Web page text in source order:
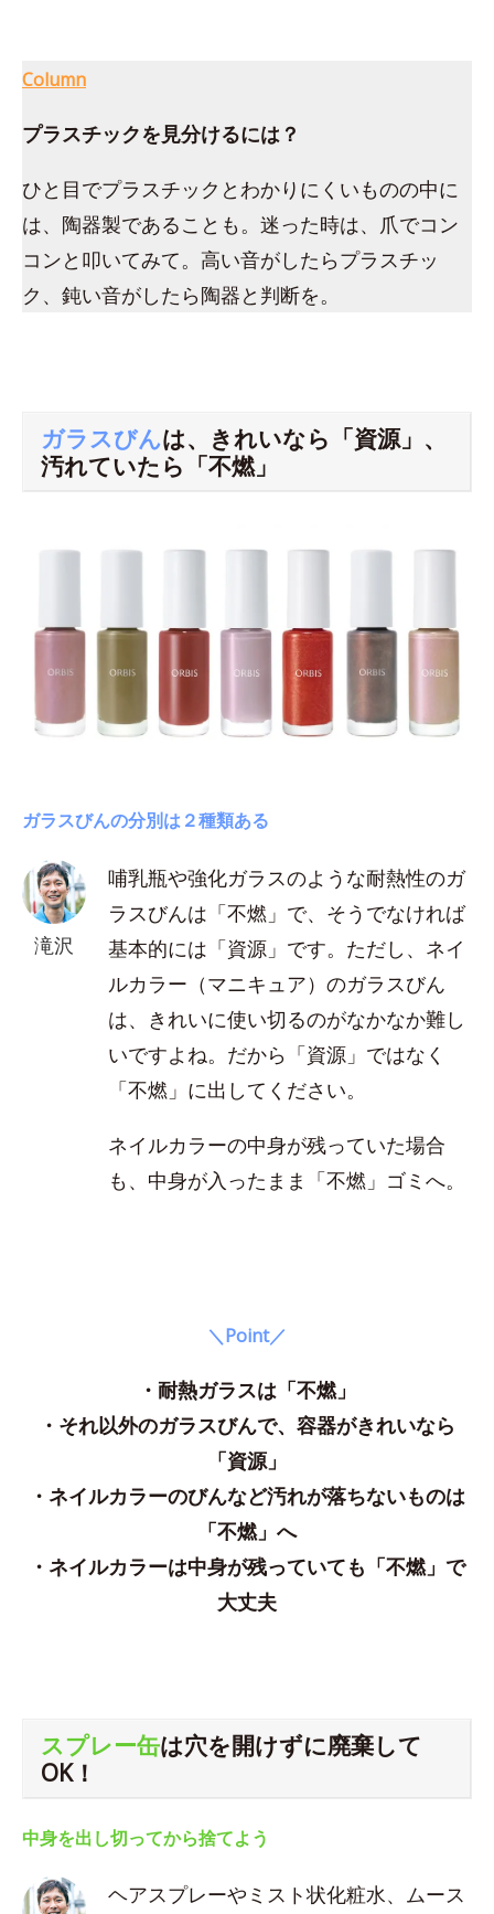
Column
プラスチックを見分けるには？
ひと目でプラスチックとわかりにくいものの中に
は、陶器製であることも。迷った時は、爪でコン
コンと叩いてみて。高い音がしたらプラスチッ
ク、鈍い音がしたら陶器と判断を。
ガラスびんは、きれいなら「資源」、
汚れていたら「不燃」
ガラスびんの分別は２種類ある
滝沢
哺乳瓶や強化ガラスのような耐熱性のガ
ラスびんは「不燃」で、そうでなければ
基本的には「資源」です。ただし、ネイ
ルカラー（マニキュア）のガラスびん
は、きれいに使い切るのがなかなか難し
いですよね。だから「資源」ではなく
「不燃」に出してください。
ネイルカラーの中身が残っていた場合
も、中身が入ったまま「不燃」ゴミへ。
＼Point／
・耐熱ガラスは「不燃」
・それ以外のガラスびんで、容器がきれいなら
「資源」
・ネイルカラーのびんなど汚れが落ちないものは
「不燃」へ
・ネイルカラーは中身が残っていても「不燃」で
大丈夫
スプレー缶は穴を開けずに廃棄して
OK！
中身を出し切ってから捨てよう
ヘアスプレーやミスト状化粧水、ムース